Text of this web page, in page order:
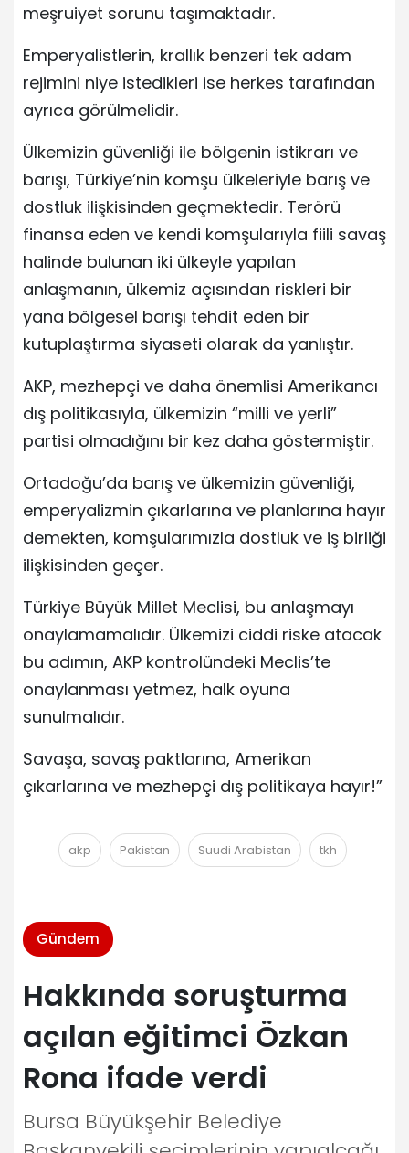
meşruiyet sorunu taşımaktadır.
Emperyalistlerin, krallık benzeri tek adam
rejimini niye istedikleri ise herkes tarafından
ayrıca görülmelidir.
Ülkemizin güvenliği ile bölgenin istikrarı ve
barışı, Türkiye’nin komşu ülkeleriyle barış ve
dostluk ilişkisinden geçmektedir. Terörü
finansa eden ve kendi komşularıyla fiili savaş
halinde bulunan iki ülkeyle yapılan
anlaşmanın, ülkemiz açısından riskleri bir
yana bölgesel barışı tehdit eden bir
kutuplaştırma siyaseti olarak da yanlıştır.
AKP, mezhepçi ve daha önemlisi Amerikancı
dış politikasıyla, ülkemizin “milli ve yerli”
partisi olmadığını bir kez daha göstermiştir.
Ortadoğu’da barış ve ülkemizin güvenliği,
emperyalizmin çıkarlarına ve planlarına hayır
demekten, komşularımızla dostluk ve iş birliği
ilişkisinden geçer.
Türkiye Büyük Millet Meclisi, bu anlaşmayı
onaylamamalıdır. Ülkemizi ciddi riske atacak
bu adımın, AKP kontrolündeki Meclis’te
onaylanması yetmez, halk oyuna
sunulmalıdır.
Savaşa, savaş paktlarına, Amerikan
çıkarlarına ve mezhepçi dış politikaya hayır!”
akp Pakistan Suudi Arabistan tkh
Gündem
Hakkında soruşturma
açılan eğitimci Özkan
Rona ifade verdi
Bursa Büyükşehir Belediye